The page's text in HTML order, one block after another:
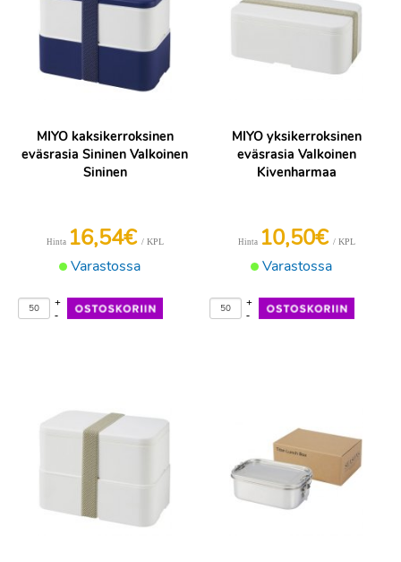
MIYO kaksikerroksinen
eväsrasia Sininen Valkoinen
Sininen
Varastossa
Hinta 16,54€ / KPL
-
+
MIYO yksikerroksinen
eväsrasia Valkoinen
Kivenharmaa
Varastossa
Hinta 10,50€ / KPL
-
+